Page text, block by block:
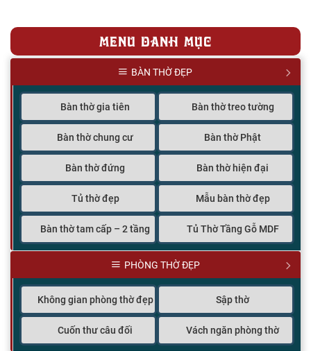
MENU DANH MỤC
BÀN THỜ ĐẸP
Bàn thờ gia tiên Bàn thờ treo tường
Bàn thờ chung cư Bàn thờ Phật
Bàn thờ đứng Bàn thờ hiện đại
Tủ thờ đẹp Mẫu bàn thờ đẹp
Bàn thờ tam cấp – 2 tầng Tủ Thờ Tầng Gỗ MDF
PHÒNG THỜ ĐẸP
Không gian phòng thờ đẹp Sập thờ
Cuốn thư câu đối Vách ngăn phòng thờ